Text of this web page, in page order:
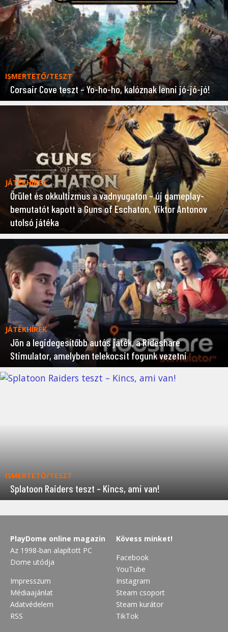
ISMERTETŐ/TESZT
Corsair Cove teszt – Yo-ho-ho, kalóznak lenni jó-jó-jó!
JÁTÉKHÍREK
Őrület és okkultizmus a vadnyugaton – új gameplay-
bemutatót kapott a Guns of Eschaton, Viktor Antonov
utolsó játéka
JÁTÉKHÍREK
Jön a legidegesítőbb autós játék, a Rideshare
Stimulator, amelyben telekocsit fogunk vezetni
ISMERTETŐ/TESZT
Splatoon Raiders teszt – Kincs, ami van!
PlayDome online magazin
Az 1998-ban alapított PC
Dome utódja
Impresszum
Médiaajánlat
Adatvédelem
RSS
Kövess minket!
Facebook
YouTube
Instagram
Steam csoport
Steam kurátor
TikTok